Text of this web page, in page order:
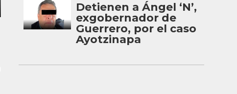
Detienen a Ángel ‘N’,
exgobernador de
Guerrero, por el caso
Ayotzinapa